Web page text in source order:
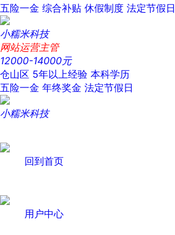
五险一金 综合补贴 休假制度 法定节假日
小糯米科技
网站运营主管
12000-14000元
仓山区 5年以上经验 本科学历
五险一金 年终奖金 法定节假日
小糯米科技
回到首页
用户中心